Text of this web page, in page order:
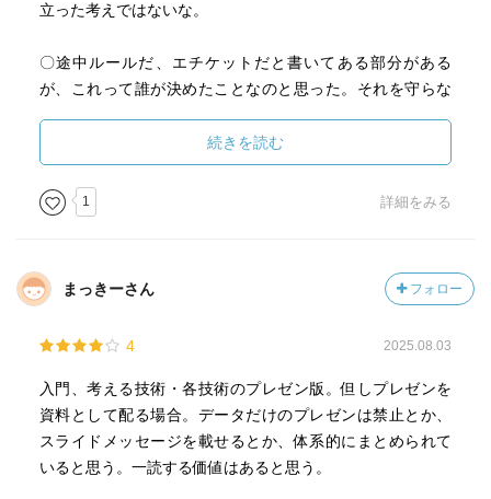
立った考えではないな。
〇途中ルールだ、エチケットだと書いてある部分がある
が、これって誰が決めたことなのと思った。それを守らな
〇前作を読まずにこの本を読んだこと、自分の基礎能力が
不足していたことが影響しているとは思うが、カタカナ語
の意味が分からないところがあって、その先の説明はさら
〇細かい要点・構成といったところを知って、ああこれ気
しているんだとわかってよかった。またすぐに取り入れた
い内容もあって、これらを生かしていきたい。
・ストーリー説明では、文章表現はグラフィック表現に勝
続きを読む
1 詳細をみる
まっきーさん フォロー
4 2025.08.03
入門、考える技術・各技術のプレゼン版。但しプレゼンを
資料として配る場合。データだけのプレゼンは禁止とか、
スライドメッセージを載せるとか、体系的にまとめられて
いると思う。一読する価値はあると思う。